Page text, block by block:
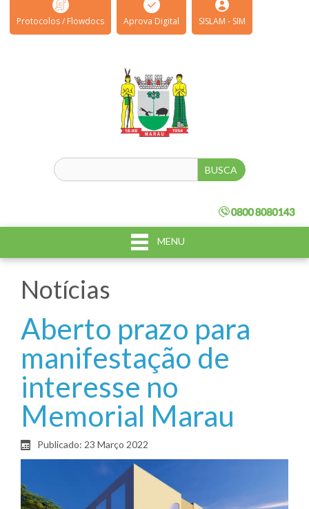
Protocolos / Flowdocs Aprova Digital SISLAM - SIM
MENU
Notícias
Aberto prazo para
manifestação de
interesse no
Memorial Marau
Publicado: 23 Março 2022